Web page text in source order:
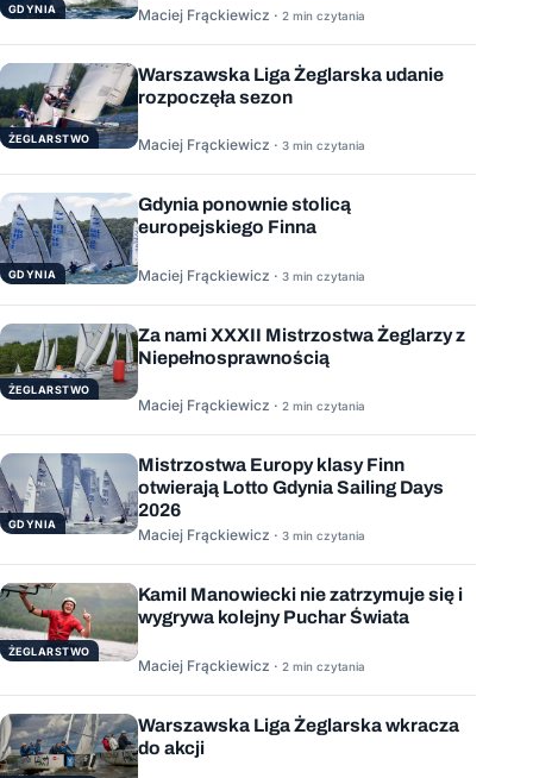
GDYNIA Maciej Frąckiewicz · 2 min czytania
ŻEGLARSTWO
Warszawska Liga Żeglarska udanie
rozpoczęła sezon
Maciej Frąckiewicz · 3 min czytania
GDYNIA
Gdynia ponownie stolicą
europejskiego Finna
Maciej Frąckiewicz · 3 min czytania
ŻEGLARSTWO
Za nami XXXII Mistrzostwa Żeglarzy z
Niepełnosprawnością
Maciej Frąckiewicz · 2 min czytania
GDYNIA
Mistrzostwa Europy klasy Finn
otwierają Lotto Gdynia Sailing Days
2026
Maciej Frąckiewicz · 3 min czytania
ŻEGLARSTWO
Kamil Manowiecki nie zatrzymuje się i
wygrywa kolejny Puchar Świata
Maciej Frąckiewicz · 2 min czytania
Warszawska Liga Żeglarska wkracza
do akcji